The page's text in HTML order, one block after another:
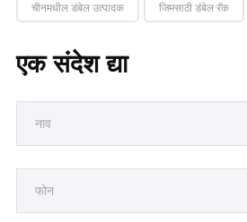
चीनमधील डंबेल उत्पादक जिमसाठी डंबेल रॅक
एक संदेश द्या